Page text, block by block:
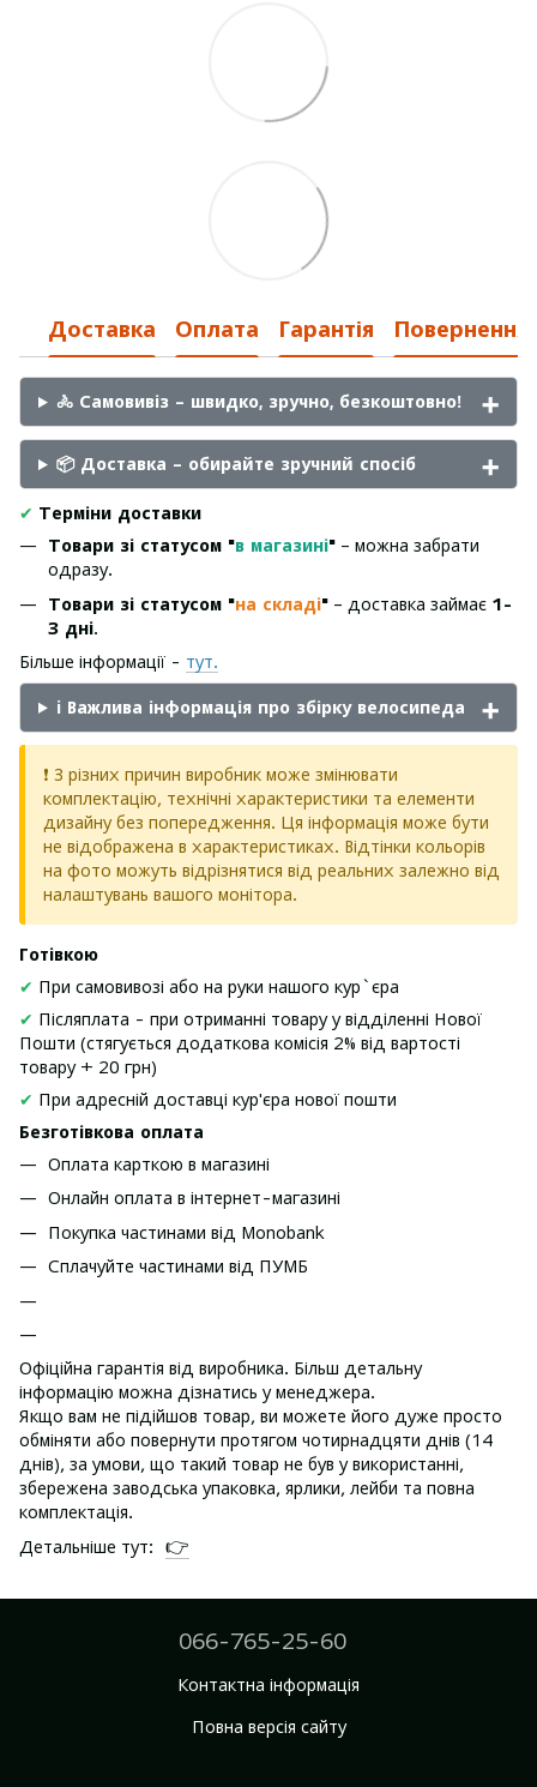
Доставка Оплата Гарантія Повернення
🚴 Самовивіз – швидко, зручно, безкоштовно!
📦 Доставка – обирайте зручний спосіб
✔ Терміни доставки
Товари зі статусом "в магазині" – можна забрати
одразу.
Товари зі статусом "на складі" – доставка займає 1-
3 дні.
Більше інформації - тут.
ℹ️ Важлива інформація про збірку велосипеда
❗ З різних причин виробник може змінювати
комплектацію, технічні характеристики та елементи
дизайну без попередження. Ця інформація може бути
не відображена в характеристиках. Відтінки кольорів
на фото можуть відрізнятися від реальних залежно від
налаштувань вашого монітора.
Готівкою
✔ При самовивозі або на руки нашого кур`єра
✔ Післяплата - при отриманні товару у відділенні Нової
Пошти (стягується додаткова комісія 2% від вартості
товару + 20 грн)
✔ При адресній доставці кур'єра нової пошти
Безготівкова оплата
Оплата карткою в магазині
Онлайн оплата в інтернет-магазині
Покупка частинами від Monobank
Сплачуйте частинами від ПУМБ
Офіційна гарантія від виробника. Більш детальну
інформацію можна дізнатись у менеджера.
Якщо вам не підійшов товар, ви можете його дуже просто
обміняти або повернути протягом чотирнадцяти днів (14
днів), за умови, що такий товар не був у використанні,
збережена заводська упаковка, ярлики, лейби та повна
комплектація.
Детальніше тут:
👉
066-765-25-60
Контактна інформація
Повна версія сайту